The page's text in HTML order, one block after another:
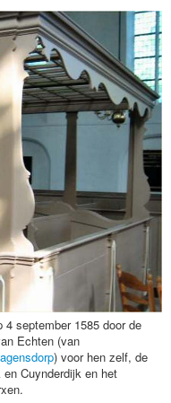
4 september 1585 door de
Echten (van
) voor hen zelf, de
Cuynderdijk en het